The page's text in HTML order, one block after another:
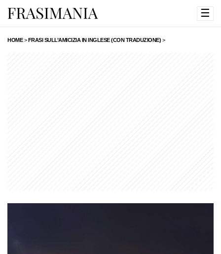
☰
HOME>FRASI SULL’AMICIZIA IN INGLESE (CON TRADUZIONE) >